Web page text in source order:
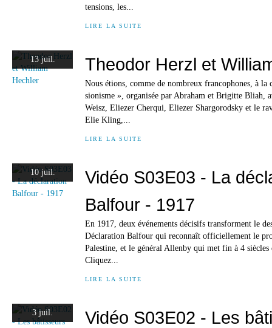
tensions, les...
LIRE LA SUITE
13 juil. Theodor Herzl et
Nous étions, comme de nombreux francophones, à la
sionisme », organisée par Abraham et Brigitte Bliah,
Weisz, Eliezer Cherqui, Eliezer Shargorodsky et le
Elie Kling,...
LIRE LA SUITE
10 juil.
Vidéo S03E03 - La
Balfour - 1917
En 1917, deux événements décisifs transforment le
Déclaration Balfour qui reconnaît officiellement le
Palestine, et le général Allenby qui met fin à 4
Cliquez...
LIRE LA SUITE
3 juil.
Vidéo S03E02 - Les